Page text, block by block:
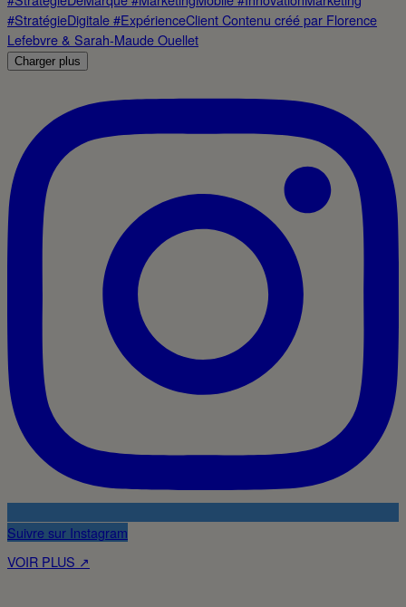
Charger plus
Suivre sur Instagram
VOIR PLUS ↗